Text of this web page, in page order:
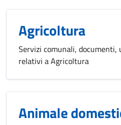
Agricoltura
Servizi comunali,
relativi a Agricoltura
Animale